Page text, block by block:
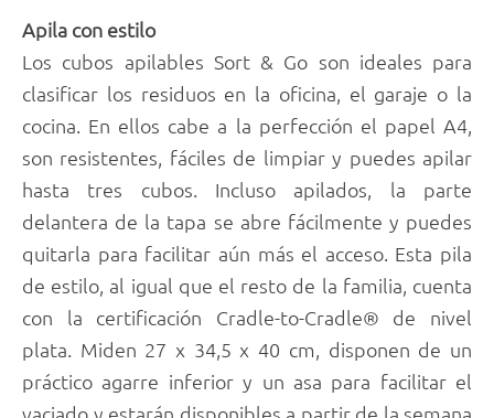
Apila con estilo
Los cubos apilables Sort & Go son ideales para
clasificar los residuos en la oficina, el garaje o la
cocina. En ellos cabe a la perfección el papel A4,
son resistentes, fáciles de limpiar y puedes apilar
hasta tres cubos. Incluso apilados, la parte
delantera de la tapa se abre fácilmente y puedes
quitarla para facilitar aún más el acceso. Esta pila
de estilo, al igual que el resto de la familia, cuenta
con la certificación Cradle-to-Cradle® de nivel
plata. Miden 27 x 34,5 x 40 cm, disponen de un
práctico agarre inferior y un asa para facilitar el